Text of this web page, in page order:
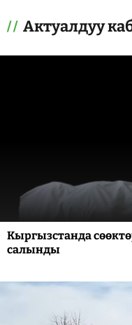
Актуалдуу
Кыргызстанда
салынды